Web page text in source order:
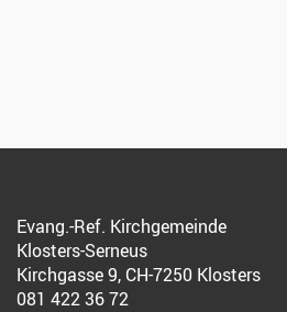
Evang.-Ref. Kirchgemeinde
Klosters-Serneus
Kirchgasse 9, CH-7250 Klosters
081 422 36 72